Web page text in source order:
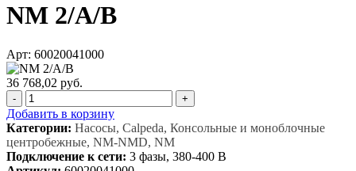
NM 2/A/B
Арт: 60020041000
36 768,02 руб.
- +
Добавить в корзину
Категории: Насосы, Calpeda, Консольные и моноблочные
центробежные, NM-NMD, NM
Подключение к сети: 3 фазы, 380-400 В